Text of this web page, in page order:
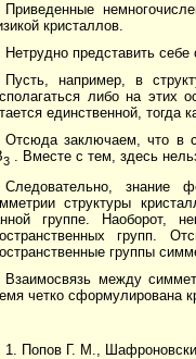
Приведенные
кристаллов.
Нетрудно представить
Пусть, например, в
либо на этих
единственной, тогда
Отсюда заключаем, что в
3 . Вместе с тем, здесь
Следовательно, знание
структуры
группе. Наоборот,
групп.
группы
Взаимосвязь между
четко сформулирована
1. Попов Г. М.,